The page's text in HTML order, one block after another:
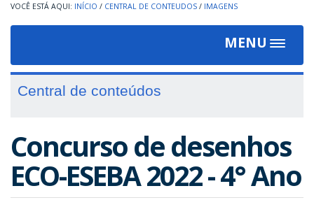
INÍCIO / CENTRAL DE CONTEUDOS / IMAGENS
MENU
Toggle
Central de conteúdos
Concurso de desenhos
ECO-ESEBA 2022 - 4° Ano